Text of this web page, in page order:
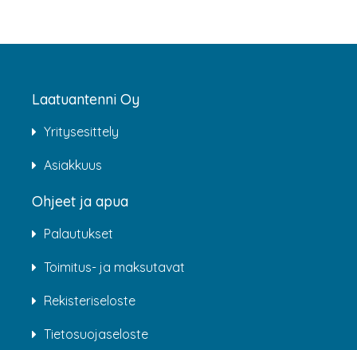
Laatuantenni Oy
Yritysesittely
Asiakkuus
Ohjeet ja apua
Palautukset
Toimitus- ja maksutavat
Rekisteriseloste
Tietosuojaseloste